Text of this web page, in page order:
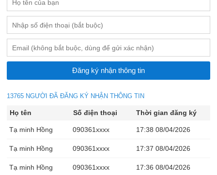
13765 NGƯỜI ĐÃ ĐĂNG KÝ NHẬN THÔNG TIN
Họ tên Số điện thoại Thời gian đăng ký
Tạ minh Hồng 090361xxxx 17:38 08/04/2026
Tạ minh Hồng 090361xxxx 17:37 08/04/2026
Tạ minh Hồng 090361xxxx 17:36 08/04/2026